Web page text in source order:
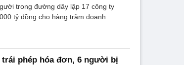
trong đường dây lập 17 công ty
tỷ đồng cho hàng trăm doanh
trái phép hóa đơn, 6 người bị